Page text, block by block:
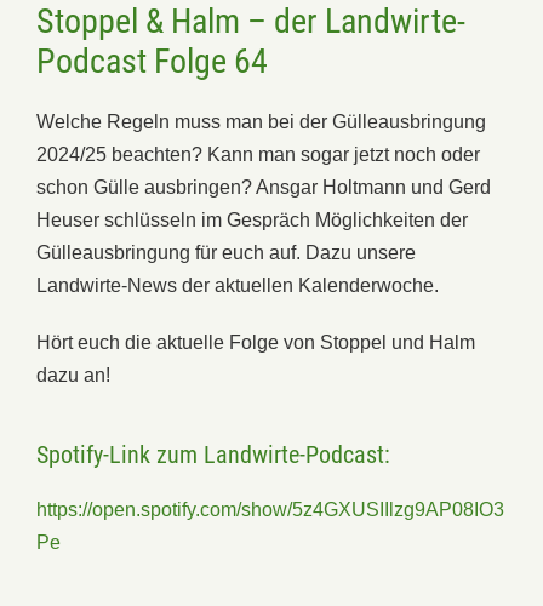
Stoppel & Halm – der Landwirte-
Podcast Folge 64
Welche Regeln muss man bei der Gülleausbringung
2024/25 beachten? Kann man sogar jetzt noch oder
schon Gülle ausbringen? Ansgar Holtmann und Gerd
Heuser schlüsseln im Gespräch Möglichkeiten der
Gülleausbringung für euch auf. Dazu unsere
Landwirte-News der aktuellen Kalenderwoche.
Hört euch die aktuelle Folge von Stoppel und Halm
dazu an!
Spotify-Link zum Landwirte-Podcast:
https://open.spotify.com/show/5z4GXUSIIlzg9AP08IO3
Pe